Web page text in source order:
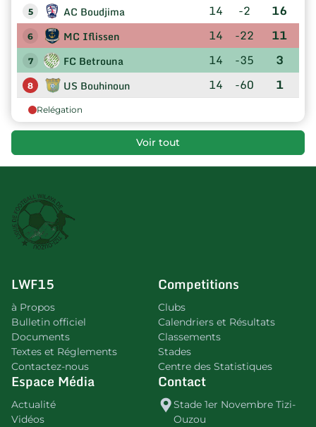
5 AC Boudjima 14 -2 16
6 MC Iflissen 14 -22 11
7 FC Betrouna 14 -35 3
8 US Bouhinoun 14 -60 1
Relégation
Voir tout
LWF15
à Propos
Bulletin officiel
Documents
Textes et Réglements
Contactez-nous
Competitions
Clubs
Calendriers et Résultats
Classements
Stades
Centre des Statistiques
Espace Média
Actualité
Vidéos
Contact
Stade 1er Novembre Tizi-
Ouzou